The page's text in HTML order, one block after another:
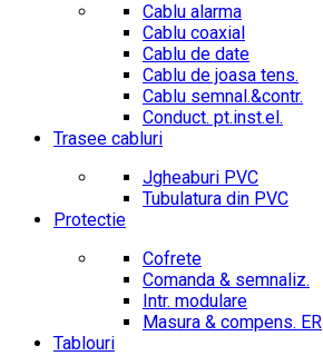
Cablu alarma
Cablu coaxial
Cablu de date
Cablu de joasa tens.
Cablu semnal.&contr.
Conduct. pt.inst.el.
Trasee cabluri
Jgheaburi PVC
Tubulatura din PVC
Protectie
Cofrete
Comanda & semnaliz.
Intr. modulare
Masura & compens. ER
Tablouri